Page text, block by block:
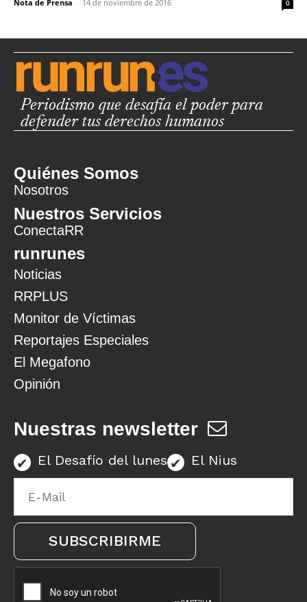
Nota de Prensa - 14 de noviembre de 2016 0
Periodismo que desafía el poder para
defender tus derechos humanos
Quiénes Somos
Nosotros
Nuestros Servicios
ConectaRR
runrunes
Noticias
RRPLUS
Monitor de Víctimas
Reportajes Especiales
El Megafono
Opinión
Nuestras newsletter
El Desafío del lunes El Nius